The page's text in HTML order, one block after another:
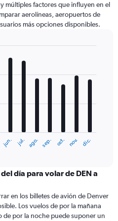
múltiples factores que influyen en el
aerolíneas, aeropuertos de
más opciones disponibles.
jun. jul. ago. sep. oct. nov. dic.
día para volar de DEN a
en los billetes de avión de Denver
Los vuelos de por la mañana
de por la noche puede suponer un